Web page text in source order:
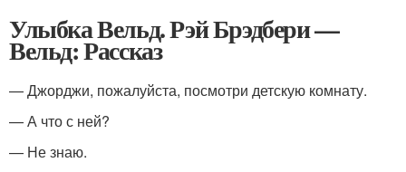
Улыбка Вельд. Рэй Брэдбери —
Вельд: Рассказ
— Джорджи, пожалуйста, посмотри детскую комнату.
— А что с ней?
— Не знаю.